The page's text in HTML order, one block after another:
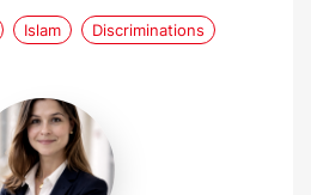
Islam Discriminations
Josephine
Lechartre